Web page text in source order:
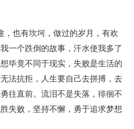
，也有坎坷，做过的岁月，有欢
一个跌倒的故事，汗水使我多了
毕竟不同于现实，失败是生活的
法抗拒，人生要自己去拼搏，去
往直前。流泪不是失落，徘徊不
失败，坚持不懈，勇于追求梦想